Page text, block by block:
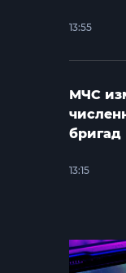
13:55
МЧС
бригад
13:15